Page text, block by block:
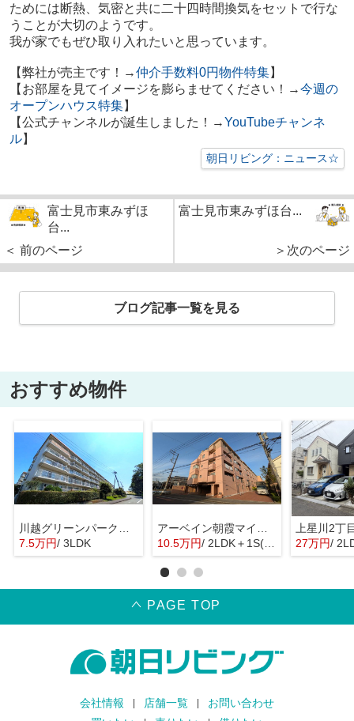
ためには断熱、気密と共に二十四時間換気をセットで行な
うことが大切のようです。
我が家でもぜひ取り入れたいと思っています。
【弊社が売主です！→仲介手数料0円物件特集】
【お部屋を見てイメージを膨らませてください！→今週の
オープンハウス特集】
【公式チャンネルが誕生しました！→YouTubeチャンネ
ル】
朝日リビング：ニュース☆
富士見市東みずほ
台...
＜ 前のページ
富士見市東みずほ台...
＞次のページ
ブログ記事一覧を見る
おすすめ物件
7.5万円/ 3LDK
10.5万円/ 2LDK＋1S(納戸)
上星川2丁
27万円/
PAGE TOP
会社情報 店舗一覧
お問い合わせ